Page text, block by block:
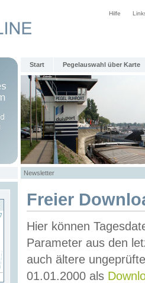
Hilfe
Start Pegelauswahl über Karte
Newsletter
Freier
Hier können
Parameter aus den
auch ältere
01.01.2000 als